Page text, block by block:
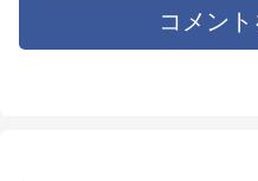
コメン